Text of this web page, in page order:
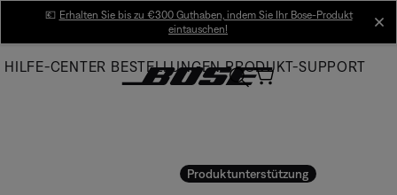
Main
💶 Erhalten Sie bis zu €300 Guthaben, indem Sie Ihr Bose-Produkt
eintauschen!
HILFE-CENTER BESTELLUNGEN PRODUKT-SUPPORT
Produktunterstützung